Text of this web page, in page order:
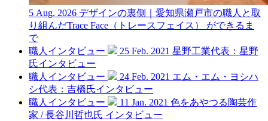
5 Aug. 2026 デザインの裏側｜愛知県瀬戸市の職人と取
り組んだTrace Face（トレースフェイス） ができるま
で
職人インタビュー
25 Feb. 2021 星野工業代表：星野
氏インタビュー
職人インタビュー
24 Feb. 2021 エム・エム・ヨシハ
シ代表：吉橋氏インタビュー
職人インタビュー
11 Jan. 2021 色をあやつる陶芸作
家 / 長谷川哲也氏 インタビュー